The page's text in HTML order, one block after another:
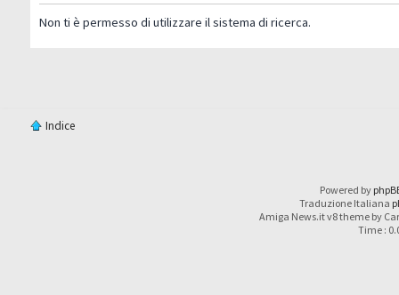
Non ti è permesso di utilizzare il sistema di ricerca.
Indice
Powered by
Traduzione Italiana
Amiga News.it v8 theme by
Time :